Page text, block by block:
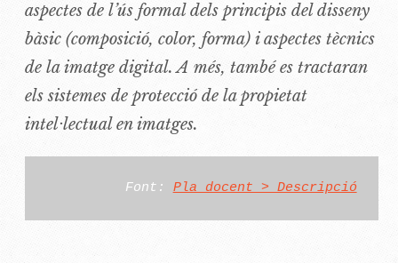
aspectes de l’ús formal dels principis del disseny
bàsic (composició, color, forma) i aspectes tècnics
de la imatge digital. A més, també es tractaran
els sistemes de protecció de la propietat
intel·lectual en imatges.
Font: Pla docent > Descripció